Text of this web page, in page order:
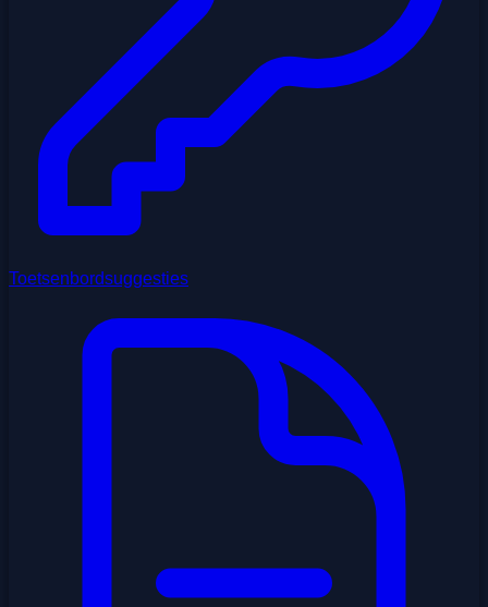
Toetsenbordsuggesties